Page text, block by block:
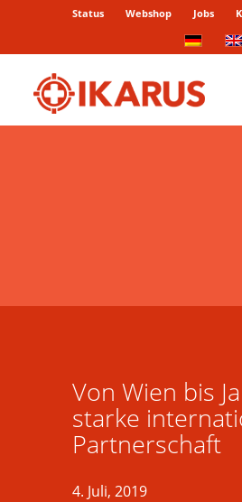
Status Webshop Jobs
Von Wien bis
starke
Partnerschaft
4. Juli, 2019